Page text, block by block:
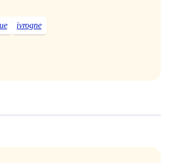
ivrogne